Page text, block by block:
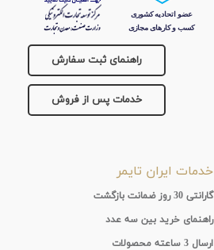
راهنمای ثبت سفارش
خدمات پس از فروش
خدمات ایران تایمر
گارانتی 30 روز ضمانت بازگشت
راهنمای خرید بین سه عدد
ارسال 3 ساعته محصولات